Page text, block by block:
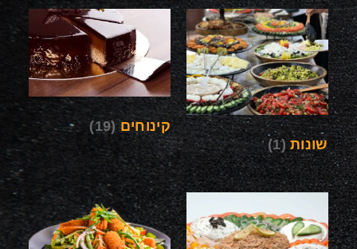
שונות (1)
קינוחים (19)